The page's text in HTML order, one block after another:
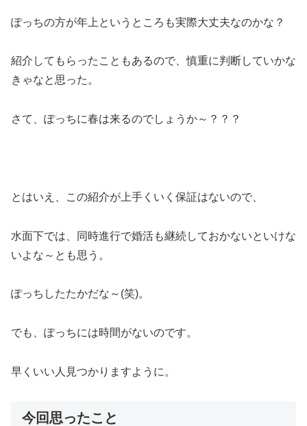
ぽっちの方が年上というところも実際大丈夫なのかな？
紹介してもらったこともあるので、慎重に判断していかな
きゃなと思った。
さて、ぽっちに春は来るのでしょうか～？？？
とはいえ、この紹介が上手くいく保証はないので、
水面下では、同時進行で婚活も継続しておかないといけな
いよな～とも思う。
ぽっちしたたかだな～(笑)。
でも、ぽっちには時間がないのです。
早くいい人見つかりますように。
今回思ったこと